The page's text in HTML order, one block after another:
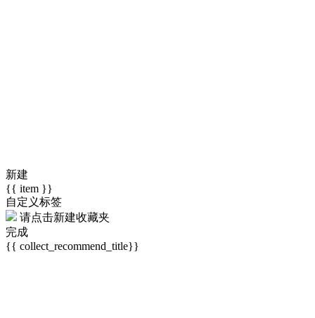
新建
{{ item }}
自定义标签
请点击新建收藏夹
完成
{{ collect_recommend_title}}